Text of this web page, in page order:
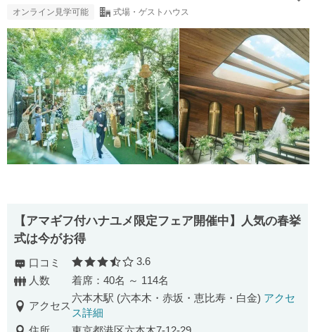
オンライン見学可能 式場・ゲストハウス
【アマギフ付ハナユメ限定フェア開催中】人気の春挙
式は今がお得
口コミ 口コミ評価
3.6
人数
着席：40名 ～ 114名
アクセス
六本木駅 (六本木・赤坂・恵比寿・白金) アクセ
ス詳細